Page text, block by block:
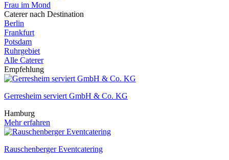
Frau im Mond
Caterer nach Destination
Berlin
Frankfurt
Potsdam
Ruhrgebiet
Alle Caterer
Empfehlung
Gerresheim serviert GmbH & Co. KG
Hamburg
Mehr erfahren
Rauschenberger Eventcatering